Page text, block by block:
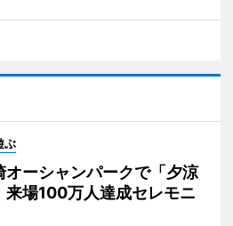
ぶ
オーシャンパークで「夕涼
場100万人達成セレモニ